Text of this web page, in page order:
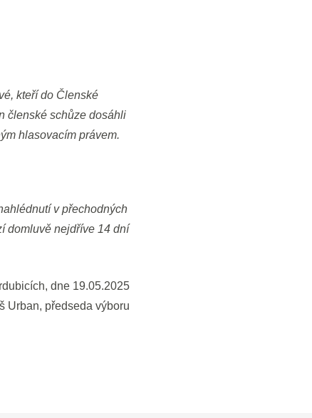
kteří do Členské
členské schůze dosáhli
hlasovacím právem.
v přechodných
domluvě nejdříve 14 dní
dne 19.05.2025
Urban, předseda výboru